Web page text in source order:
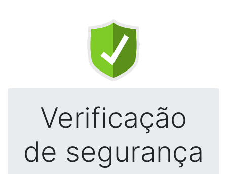
Verificação
de segurança